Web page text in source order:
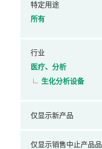
特定用途
所有
行业
医疗、分析
生化分析设备
仅显示新产品
仅显示销售中止产品品